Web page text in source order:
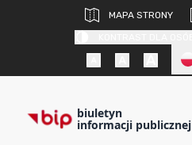
MAPA STRONY
biuletyn
informacji publicznej